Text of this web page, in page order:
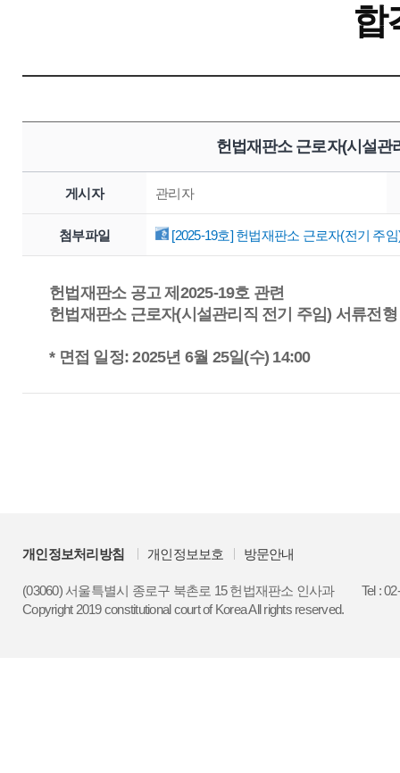
합
헌법재판소 근로자(시설관
게시자 관리자
첨부파일 [2025-19호] 헌법재판소 근로자(전기 주
헌법재판소 공고 제2025-19호 관련
헌법재판소 근로자(시설관리직 전기 주임) 서류전
* 면접 일정: 2025년 6월 25일(수) 14:00
개인정보처리방침 개인정보보호 방문안내
(03060) 서울특별시 종로구 북촌로 15 헌법재판소 인사과
Tel :
Copyright 2019 constitutional court of Korea All rights reserved.